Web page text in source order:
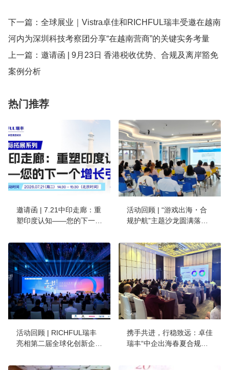
下一篇： 全球展业｜Vistra卓佳和RICHFUL瑞丰受邀在越南
河内为深圳科技考察团分享“在越南营商”的关键实务考量
上一篇： 邀请函 | 9月23日 香港税收优势、合规及离岸豁免
案例分析
热门推荐
邀请函 | 7.21中印走廊：重
塑印度认知——您的下一个
活动回顾 | “游戏出海・合
规护航”主题沙龙圆满落
门游戏企业扬帆蓝海
活动回顾 | RICHFUL瑞丰
亮相第二届全球化创新企业
潜力奖”
携手共进，行稳致远：卓佳
瑞丰“中企出海春夏合规实
功举办